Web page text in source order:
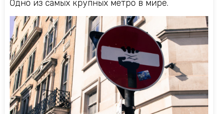
Одно из самых крупных метро в мире.